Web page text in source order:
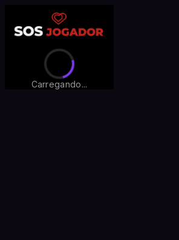
Carregando...